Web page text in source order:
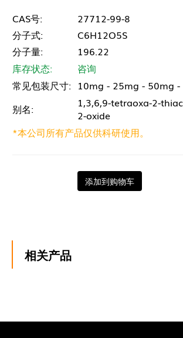
CAS号:
27712-99-8
分子式:
C6H12O5S
分子量:
196.22
库存状态:
咨询
常见包装尺寸: 10mg - 25mg - 50mg
别名:
1,3,6,9-tetraoxa-2-
2-oxide
*本公司所有产品仅供科研使用。
添加到购物车
相关产品